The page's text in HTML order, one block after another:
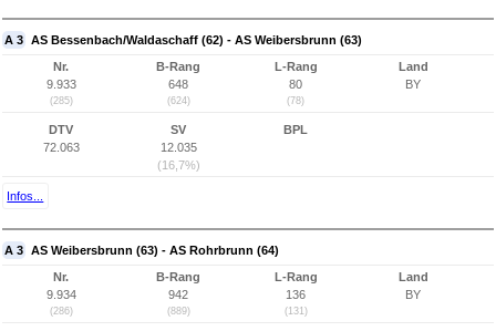
A 3 AS Bessenbach/Waldaschaff (62) - AS Weibersbrunn (63)
Nr.
9.933
(285)
B-Rang
648
(624)
L-Rang
80
(78)
Land
BY
DTV
72.063
SV
12.035
(16,7%)
BPL
Infos...
A 3 AS Weibersbrunn (63) - AS Rohrbrunn (64)
Nr.
9.934
(286)
B-Rang
942
(889)
L-Rang
136
(131)
Land
BY